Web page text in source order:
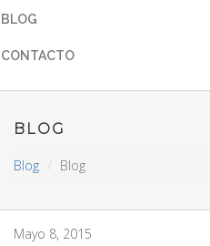
BLOG
CONTACTO
BLOG
Blog Blog
Mayo 8, 2015